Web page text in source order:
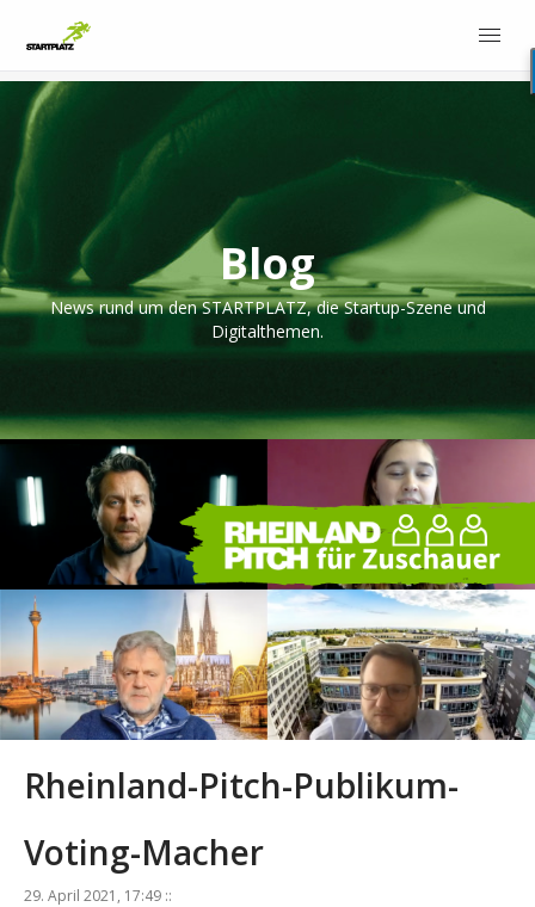
Blog
News rund um den STARTPLATZ, die Startup-Szene und
Digitalthemen.
Rheinland-Pitch-Publikum-
Voting-Macher
29. April 2021, 17:49 ::